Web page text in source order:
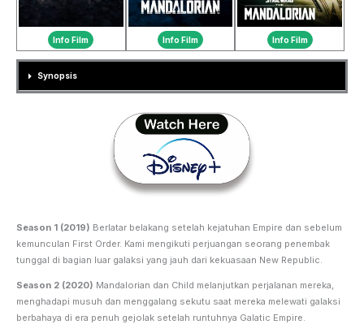
Info Film Info Film Info Film
Synopsis
Season 1 (2019) Berlatar belakang setelah kejatuhan Empire dan sebelum
kemunculan First Order. Kami mengikuti perjuangan seorang penembak
tunggal di bagian luar galaksi yang jauh dari kekuasaan New Republic.
Season 2 (2020) Mandalorian dan Child melanjutkan perjalanan mereka,
menghadapi musuh dan menggalang sekutu saat mereka melewati galaksi
berbahaya di era penuh gejolak setelah runtuhnya Galatic Empire.